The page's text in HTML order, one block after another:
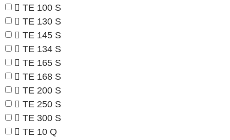
TE 100 S
TE 130 S
TE 145 S
TE 134 S
TE 165 S
TE 168 S
TE 200 S
TE 250 S
TE 300 S
TE 10 Q